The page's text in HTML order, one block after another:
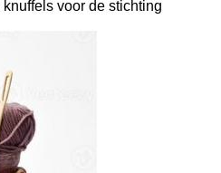
voor de stichting